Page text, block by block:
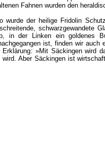
Fahnen wurden den
der heilige Fridolin
schwarzgewandete
in der Linken ein goldenes
ist, finden wir
»Mit Säckingen wird
Aber Säckingen ist